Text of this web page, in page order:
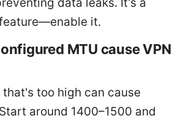
it.
MTU cause VPN
that's too high can cause
around 1400–1500 and